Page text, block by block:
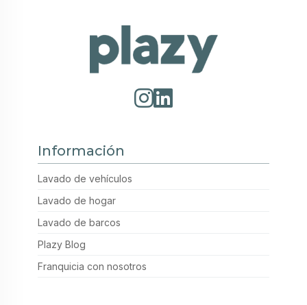
Información
Lavado de vehículos
Lavado de hogar
Lavado de barcos
Plazy Blog
Franquicia con nosotros